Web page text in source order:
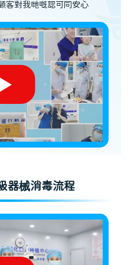
客對我哋嘅認可同安心
器械消毒流程